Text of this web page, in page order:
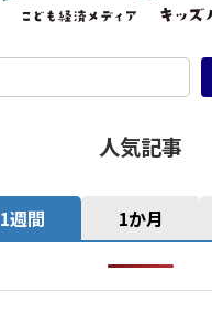
人気記事
1週間 1か月